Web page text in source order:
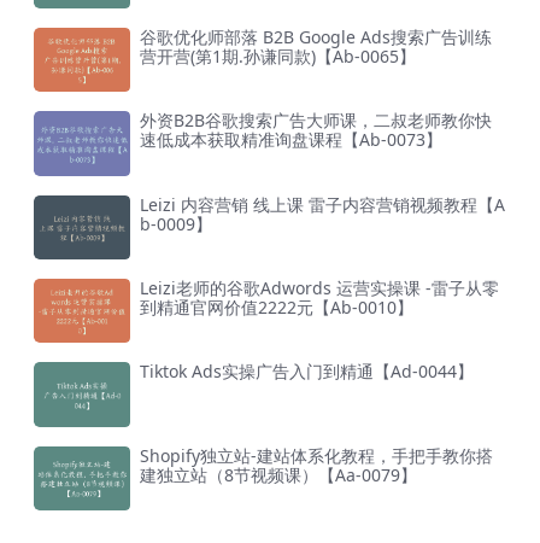
谷歌优化师部落 B2B Google Ads搜索广告训练
营开营(第1期.孙谦同款)【Ab-0065】
外资B2B谷歌搜索广告大师课，二叔老师教你快
速低成本获取精准询盘课程【Ab-0073】
Leizi 内容营销 线上课 雷子内容营销视频教程【A
b-0009】
Leizi老师的谷歌Adwords 运营实操课 -雷子从零
到精通官网价值2222元【Ab-0010】
Tiktok Ads实操广告入门到精通【Ad-0044】
Shopify独立站-建站体系化教程，手把手教你搭
建独立站（8节视频课）【Aa-0079】